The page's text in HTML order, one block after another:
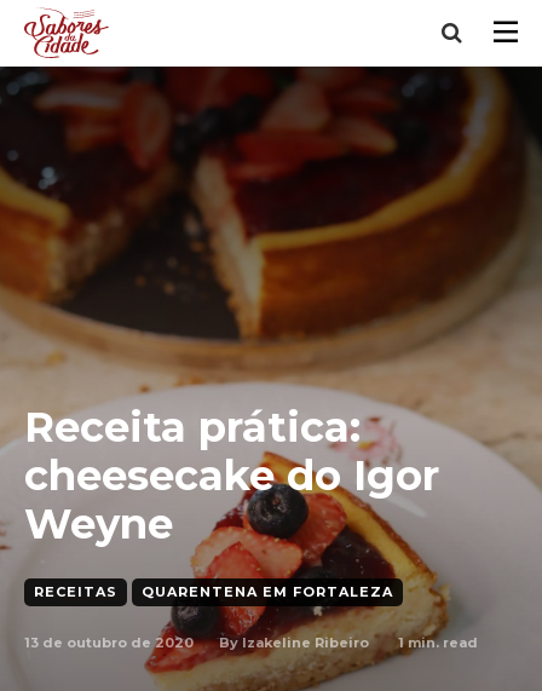
Receita prática:
cheesecake do Igor
Weyne
RECEITAS QUARENTENA EM FORTALEZA
13 de outubro de 2020 By Izakeline Ribeiro 1min. read